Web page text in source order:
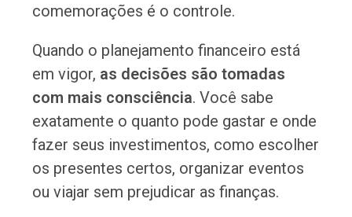
comemorações é o controle.
Quando o planejamento financeiro está
em vigor, as decisões são tomadas
com mais consciência. Você sabe
exatamente o quanto pode gastar e onde
fazer seus investimentos, como escolher
os presentes certos, organizar eventos
ou viajar sem prejudicar as finanças.